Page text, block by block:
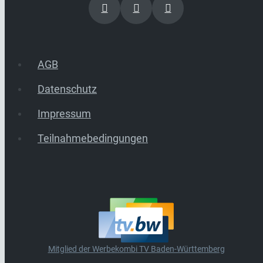
AGB
Datenschutz
Impressum
Teilnahmebedingungen
Mitglied der Werbekombi TV Baden-Württemberg